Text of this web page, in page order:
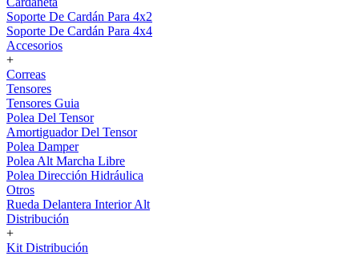
Soporte De Cardán Para 4x2
Soporte De Cardán Para 4x4
Accesorios
+
Correas
Tensores
Tensores Guia
Polea Del Tensor
Amortiguador Del Tensor
Polea Damper
Polea Alt Marcha Libre
Polea Dirección Hidráulica
Otros
Rueda Delantera Interior Alt
Distribución
+
Kit Distribución